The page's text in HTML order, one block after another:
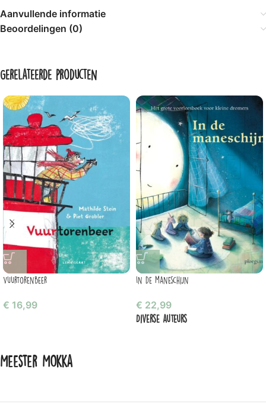
Aanvullende informatie
Beoordelingen (0)
Gerelateerde producten
Vuurtorenbeer
€ 16,99
In de maneschijn
€ 22,99
Diverse auteurs
Meester Mokka